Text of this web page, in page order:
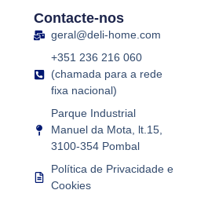
Contacte-nos
geral@deli-home.com
+351 236 216 060
(chamada para a rede
fixa nacional)
Parque Industrial
Manuel da Mota, lt.15,
3100-354 Pombal
Política de Privacidade e
Cookies